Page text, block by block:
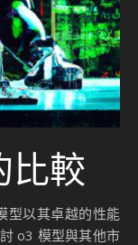
比較
型以其卓越的性能
o3 模型與其他市